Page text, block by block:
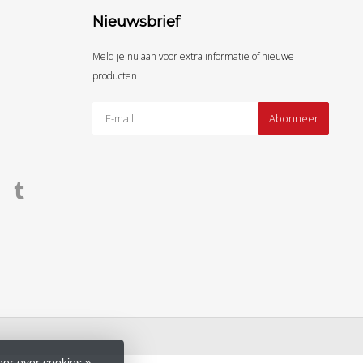
Nieuwsbrief
Meld je nu aan voor extra informatie of nieuwe
producten
Abonneer